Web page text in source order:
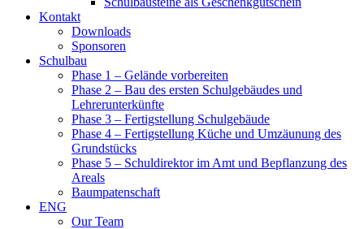
Kontakt
Downloads
Sponsoren
Schulbau
Phase 1 – Gelände vorbereiten
Phase 2 – Bau des ersten Schulgebäudes und
Lehrerunterkünfte
Phase 3 – Fertigstellung Schulgebäude
Phase 4 – Fertigstellung Küche und Umzäunung des
Grundstücks
Phase 5 – Schuldirektor im Amt und Bepflanzung des
Areals
Baumpatenschaft
ENG
Our Team